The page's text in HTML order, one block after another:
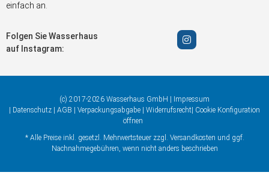
einfach an
Folgen Sie Wasserhaus
auf Instagram:
(c) 2017-2026 Wasserhaus GmbH |
Impressum
Datenschutz AGB Verpackungsabgabe Widerrufsrecht Cookie Konfiguration
öffnen
* Alle Preise inkl. gesetzl. Mehrwertsteuer zzgl. Versandkosten und ggf.
Nachnahmegebühren, wenn nicht anders beschrieben